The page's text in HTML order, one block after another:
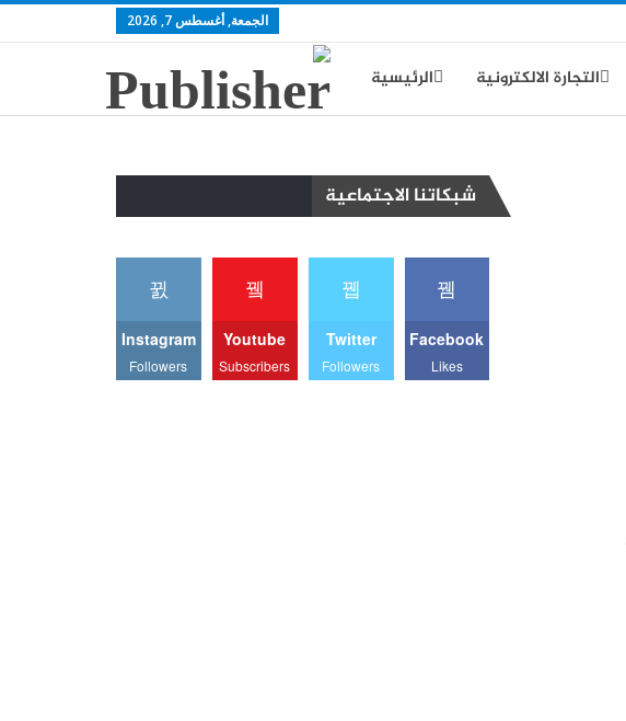
الجمعة, أغسطس 7, 2026
الرئيسية التجارة الالكترونية
شبكاتنا الاجتماعية
Facebook
Likes
Twitter
Followers
Youtube
Subscribers
Instagram
Followers